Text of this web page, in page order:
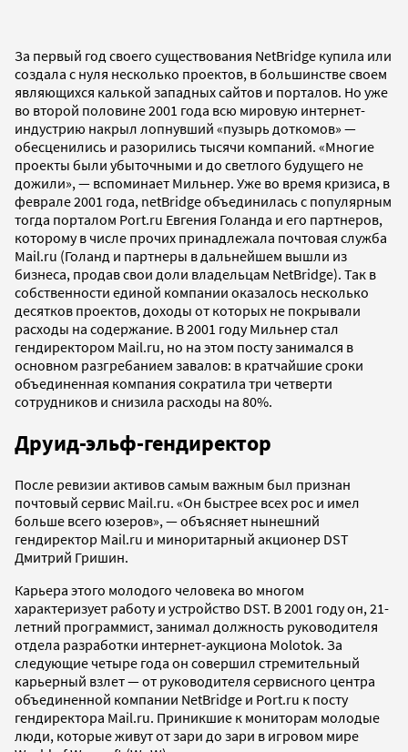
За первый год своего существования NetBridge купила или
создала с нуля несколько проектов, в большинстве своем
являющихся калькой западных сайтов и порталов. Но уже
во второй половине 2001 года всю мировую интернет-
индустрию накрыл лопнувший «пузырь доткомов» —
обесценились и разорились тысячи компаний. «Многие
проекты были убыточными и до светлого будущего не
дожили», — вспоминает Мильнер. Уже во время кризиса, в
феврале 2001 года, netBridge объединилась с популярным
тогда порталом Port.ru Евгения Голанда и его партнеров,
которому в числе прочих принадлежала почтовая служба
Мail.ru (Голанд и партнеры в дальнейшем вышли из
бизнеса, продав свои доли владельцам NetBridge). Так в
собственности единой компании оказалось несколько
десятков проектов, доходы от которых не покрывали
расходы на содержание. В 2001 году Мильнер стал
гендиректором Mail.ru, но на этом посту занимался в
основном разгребанием завалов: в кратчайшие сроки
объединенная компания сократила три четверти
сотрудников и снизила расходы на 80%.
Друид-эльф-гендиректор
После ревизии активов самым важным был признан
почтовый сервис Mail.ru. «Он быстрее всех рос и имел
больше всего юзеров», — объясняет нынешний
гендиректор Mail.ru и миноритарный акционер DST
Дмитрий Гришин.
Карьера этого молодого человека во многом
характеризует работу и устройство DST. В 2001 году он, 21-
летний программист, занимал должность руководителя
отдела разработки интернет-аукциона Molotok. За
следующие четыре года он совершил стремительный
карьерный взлет — от руководителя сервисного центра
объединенной компании NetBridge и Port.ru к посту
гендиректора Mail.ru. Приникшие к мониторам молодые
люди, которые живут от зари до зари в игровом мире